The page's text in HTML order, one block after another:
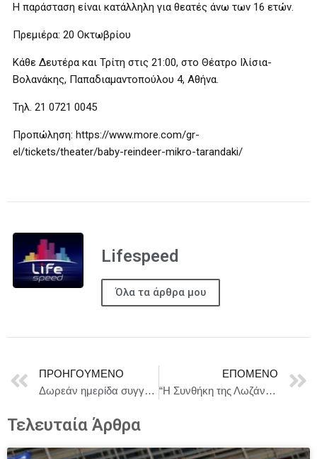
Η παράσταση είναι κατάλληλη για θεατές άνω των 16 ετών.
Πρεμιέρα: 20 Οκτωβρίου
Κάθε Δευτέρα και Τρίτη στις 21:00, στο Θέατρο Ιλίσια-
Βολανάκης, Παπαδιαμαντοπούλου 4, Αθήνα.
Τηλ. 21 0721 0045
Προπώληση: https://www.more.com/gr-
el/tickets/theater/baby-reindeer-mikro-tarandaki/
Lifespeed
Όλα τα άρθρα μου
ΠΡΟΗΓΟΎΜΕΝΟ
Δωρεάν ημερίδα συγγραφής σεναρίου εκ διασκευή της Ένωσης Σεναριογράφων Ελλάδος στη Γλυφάδα
ΕΠΌΜΕΝΟ
“Η Συνθήκη της Λωζάννης καθορίζει σαφώς τον χαρακτήρα της μειονότητας στη Θράκη ως θρησκευτικής”
Τελευταία Άρθρα